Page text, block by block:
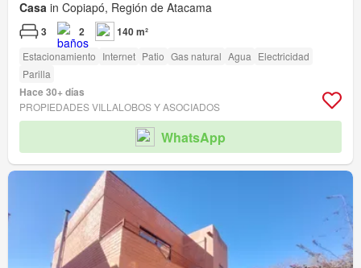
Casa in Copiapó, Región de Atacama
3 2 140 m²
Estacionamiento Internet Patio Gas natural Agua Electricidad
Parilla
Hace 30+ días
PROPIEDADES VILLALOBOS Y ASOCIADOS
WhatsApp